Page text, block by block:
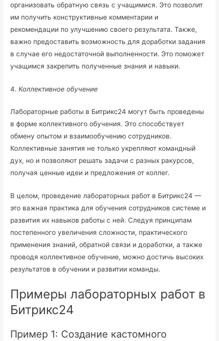
организовать обратную связь с учащимися. Это позволит
им получить конструктивные комментарии и
рекомендации по улучшению своего результата. Также,
важно предоставить возможность для доработки задания
в случае его недостаточной выполненности. Это поможет
учащимся закрепить полученные знания и навыки.
4.Коллективное обучение
Лабораторные работы в Битрикс24 могут быть проведены
в форме коллективного обучения. Это способствует
обмену опытом и взаимообучению сотрудников.
Коллективные занятия не только укрепляют командный
дух, но и позволяют решать задачи с разных ракурсов,
получая ценные идеи и предложения от коллег.
В целом, проведение лабораторных работ в Битрикс24 —
это важная практика для обучения сотрудников системе и
развития их навыков работы с ней. Следуя принципам
постепенного увеличения сложности, практического
применения знаний, обратной связи и доработки, а также
проводя коллективное обучение, можно достичь высоких
результатов в обучении и развитии команды.
Примеры лабораторных работ в
Битрикс24
Пример 1: Создание кастомного